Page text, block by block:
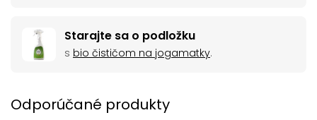
Starajte sa o podložku
s bio čističom na jogamatky.
Odporúčané produkty